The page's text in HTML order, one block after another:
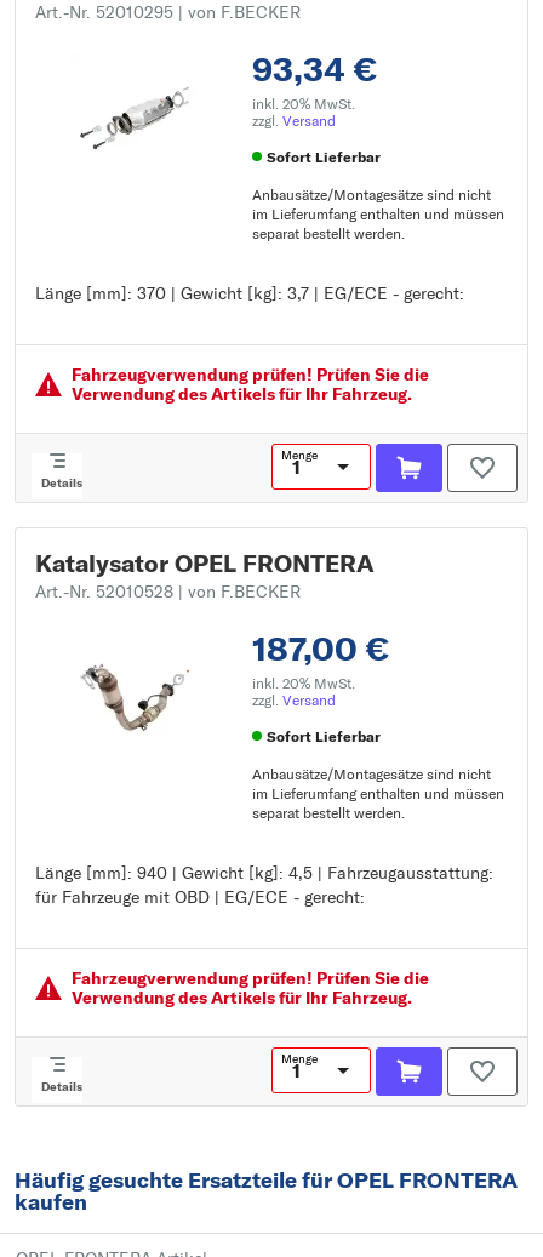
Art.-Nr. 52010295 | von F.BECKER
93,34 €
inkl. 20% MwSt.
zzgl. Versand
Sofort Lieferbar
Anbausätze/Montagesätze sind nicht
im Lieferumfang enthalten und müssen
separat bestellt werden.
Länge [mm]: 370 | Gewicht [kg]: 3,7 | EG/ECE - gerecht:
Länge [mm]: 370
EG/ECE - gerecht:
Fahrzeugver­wendung prüfen! Prüfen Sie die
Verwendung des Artikels für Ihr Fahrzeug.
Details
Menge
Katalysator OPEL FRONTERA
Art.-Nr. 52010528 | von F.BECKER
187,00 €
inkl. 20% MwSt.
zzgl. Versand
Sofort Lieferbar
Anbausätze/Montagesätze sind nicht
im Lieferumfang enthalten und müssen
separat bestellt werden.
Länge [mm]: 940 | Gewicht [kg]: 4,5 | Fahrzeugausstattung:
für Fahrzeuge mit OBD | EG/ECE - gerecht:
Länge [mm]: 940
Gewicht [kg]: 4,5
EG/ECE - gerecht:
Fahrzeugver­wendung prüfen! Prüfen Sie die
Verwendung des Artikels für Ihr Fahrzeug.
Details
Menge
Häufig gesuchte Ersatzteile für OPEL FRONTERA
kaufen